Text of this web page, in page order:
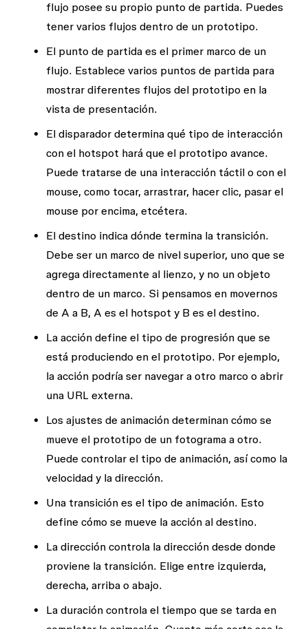
flujo posee su propio punto de partida. Puedes
tener varios flujos dentro de un prototipo.
Elpunto de partidaes el primer marco de un
flujo. Establece varios puntos de partida para
mostrar diferentes flujos del prototipo en la
vista de presentación.
El disparadordetermina qué tipo de interacción
con el hotspot hará que el prototipo avance.
Puede tratarse de una interacción táctil o con el
mouse, como tocar, arrastrar, hacer clic, pasar el
mouse por encima, etcétera.
El destino indica dónde termina la transición.
Debe ser un marco de nivel superior, uno que se
agrega directamente al lienzo, y no un objeto
dentro de un marco. Si pensamos en movernos
de A a B, A es el hotspot y B es el destino.
La accióndefine el tipo de progresión que se
está produciendo en el prototipo. Por ejemplo,
la acción podría ser navegar a otro marco o abrir
una URL externa.
Los ajustes de animacióndeterminan cómo se
mueve el prototipo de un fotograma a otro.
Puede controlar el tipo de animación, así como la
velocidad y la dirección.
Una transiciónes el tipo de animación. Esto
define cómo se mueve la acción al destino.
La direccióncontrola la dirección desde donde
proviene la transición. Elige entre izquierda,
derecha, arriba o abajo.
La duracióncontrola el tiempo que se tarda en